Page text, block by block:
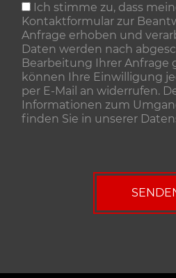
Ich stimme zu, dass
Kontaktformular zur
Anfrage erhoben und
Daten werden nach
Bearbeitung Ihrer Anfrage
können Ihre Einwilligung
per E-Mail an widerrufen.
Informationen zum
finden Sie in unserer